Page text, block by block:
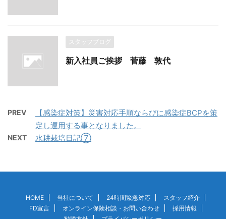
スタッフブログ
新入社員ご挨拶 菅藤 敦代
PREV
【感染症対策】災害対応手順ならびに感染症BCPを策
定し運用する事となりました。
NEXT 水耕栽培日記⑦
HOME 当社について 24時間緊急対応
スタッフ紹介
FD宣言
オンライン保険相談・お問い合わせ
採用情報